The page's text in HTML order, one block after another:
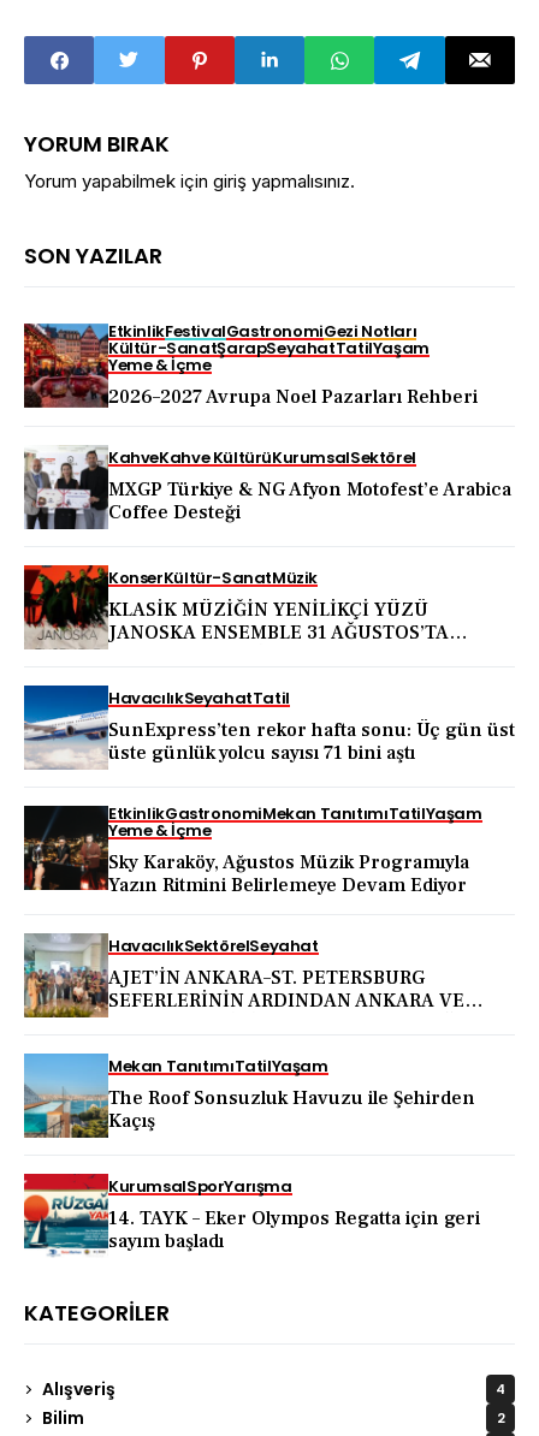
YORUM BIRAK
Yorum yapabilmek için giriş yapmalısınız.
SON YAZILAR
EtkinlikFestivalGastronomiGezi Notları
Kültür-SanatŞarapSeyahatTatilYaşam
Yeme & İçme
2026–2027 Avrupa Noel Pazarları Rehberi
KahveKahve KültürüKurumsalSektörel
MXGP Türkiye & NG Afyon Motofest’e Arabica
Coffee Desteği
KonserKültür-SanatMüzik
KLASİK MÜZİĞİN YENİLİKÇİ YÜZÜ
JANOSKA ENSEMBLE 31 AĞUSTOS’TA
HavacılıkSeyahatTatil
SunExpress’ten rekor hafta sonu: Üç gün üst
üste günlük yolcu sayısı 71 bini aştı
EtkinlikGastronomiMekan TanıtımıTatilYaşam
Yeme & İçme
Sky Karaköy, Ağustos Müzik Programıyla
Yazın Ritmini Belirlemeye Devam Ediyor
HavacılıkSektörelSeyahat
AJET’İN ANKARA–ST. PETERSBURG
SEFERLERİNİN ARDINDAN ANKARA VE
Mekan TanıtımıTatilYaşam
The Roof Sonsuzluk Havuzu ile Şehirden
Kaçış
KurumsalSporYarışma
14. TAYK – Eker Olympos Regatta için geri
sayım başladı
KATEGORILER
Alışveriş 4
Bilim 2